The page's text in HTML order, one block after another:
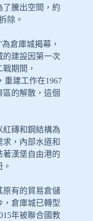
了騰出空間，約
除。
倉庫城揭幕，
的建設因第一次
期間，
重建工作在1967
的解散，這個
紅磚和鋼結構為
，內部水道和
著漢堡自由港的
原有的貿易倉儲
，倉庫城已轉型
年被聯合國教